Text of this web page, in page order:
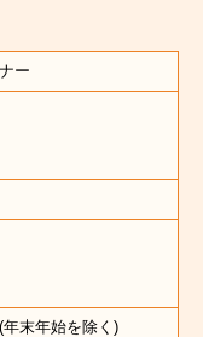
ー
末年始を除く)